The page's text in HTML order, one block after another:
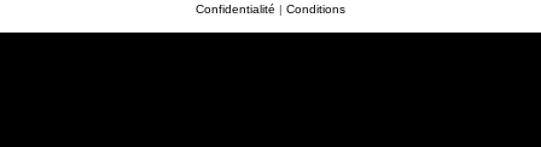
Confidentialité | Conditions